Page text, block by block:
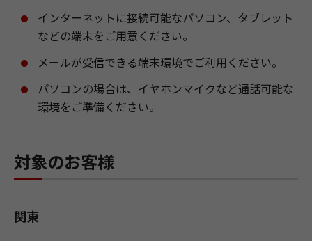
インターネットに接続可能なパソコン、タブレット
などの端末をご用意ください。
メールが受信できる端末環境でご利用ください。
パソコンの場合は、イヤホンマイクなど通話可能な
環境をご準備ください。
対象のお客様
関東